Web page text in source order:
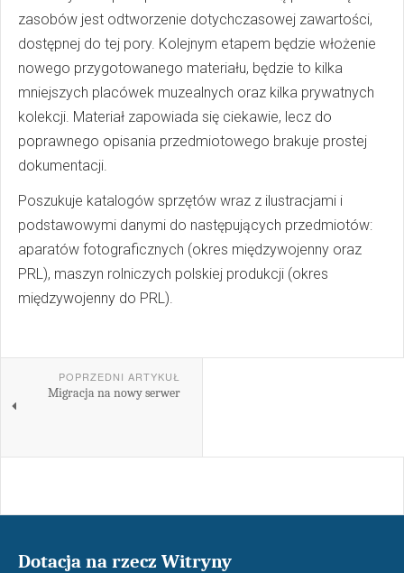
zasobów jest odtworzenie dotychczasowej zawartości,
dostępnej do tej pory. Kolejnym etapem będzie włożenie
nowego przygotowanego materiału, będzie to kilka
mniejszych placówek muzealnych oraz kilka prywatnych
kolekcji. Materiał zapowiada się ciekawie, lecz do
poprawnego opisania przedmiotowego brakuje prostej
dokumentacji.
Poszukuje katalogów sprzętów wraz z ilustracjami i
podstawowymi danymi do następujących przedmiotów:
aparatów fotograficznych (okres międzywojenny oraz
PRL), maszyn rolniczych polskiej produkcji (okres
międzywojenny do PRL).
POPRZEDNI ARTYKUŁ
Migracja na nowy serwer
Dotacja na rzecz Witryny